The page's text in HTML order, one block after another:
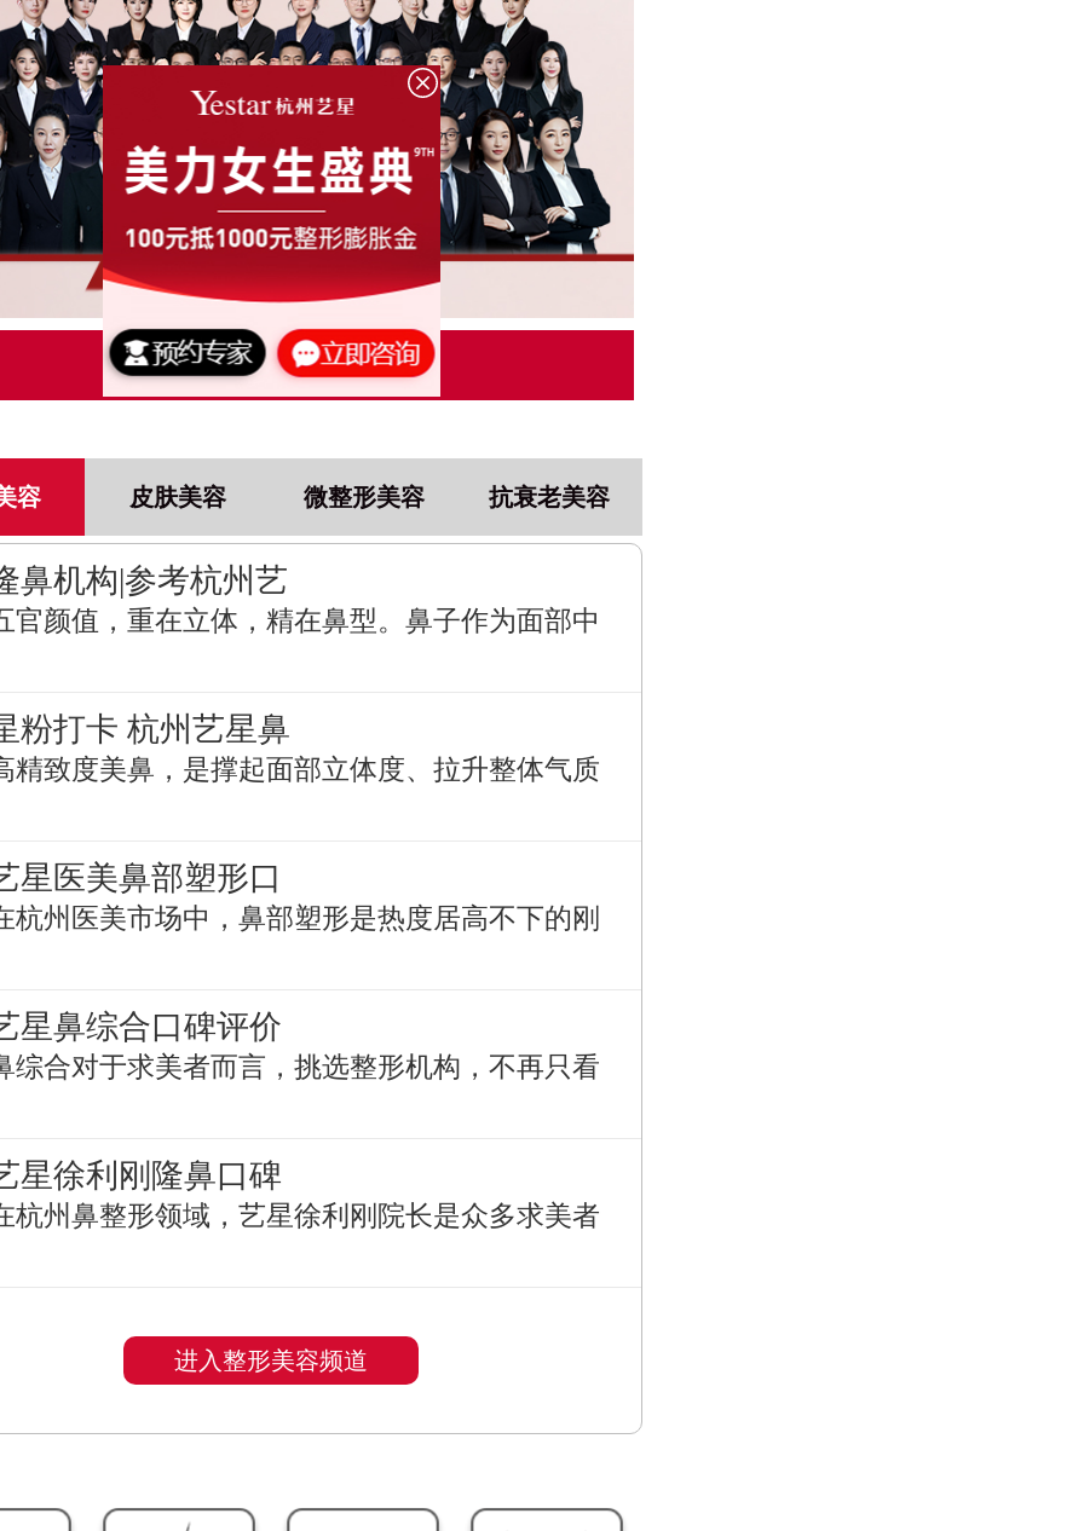
点击了解更多
容 皮肤美容 微整形美容 抗衰老美容
鼻机构|参考杭州艺
官颜值，重在立体，精在鼻型。鼻子作为面部中
粉打卡 杭州艺星鼻
精致度美鼻，是撑起面部立体度、拉升整体气质
星医美鼻部塑形口
杭州医美市场中，鼻部塑形是热度居高不下的刚
星鼻综合口碑评价
综合对于求美者而言，挑选整形机构，不再只看
星徐利刚隆鼻口碑
杭州鼻整形领域，艺星徐利刚院长是众多求美者
进入整形美容频道